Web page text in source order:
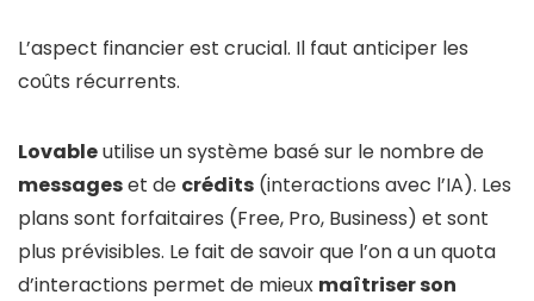
L’aspect financier est crucial. Il faut anticiper les
coûts récurrents.
Lovableutilise un système basé sur le nombre de
messageset de crédits (interactions avec l’IA). Les
plans sont forfaitaires (Free, Pro, Business) et sont
plus prévisibles. Le fait de savoir que l’on a un quota
d’interactions permet de mieux maîtriser son